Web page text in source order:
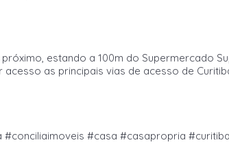
estando a 100m do Supermercado
as principais vias de acesso de
#casa #casapropria